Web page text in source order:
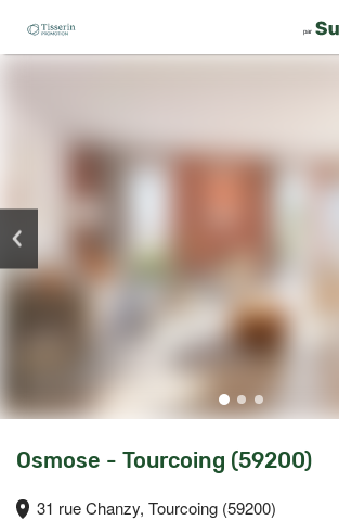
Osmose - Tourcoing (59200)
31 rue Chanzy, Tourcoing (59200)